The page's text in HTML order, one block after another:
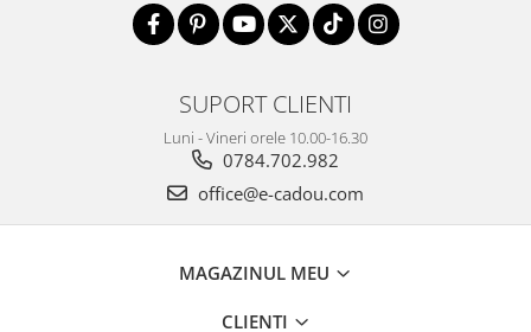
SUPORT CLIENTI
Luni - Vineri orele 10.00-16.30
0784.702.982
office@e-cadou.com
MAGAZINUL MEU
CLIENTI